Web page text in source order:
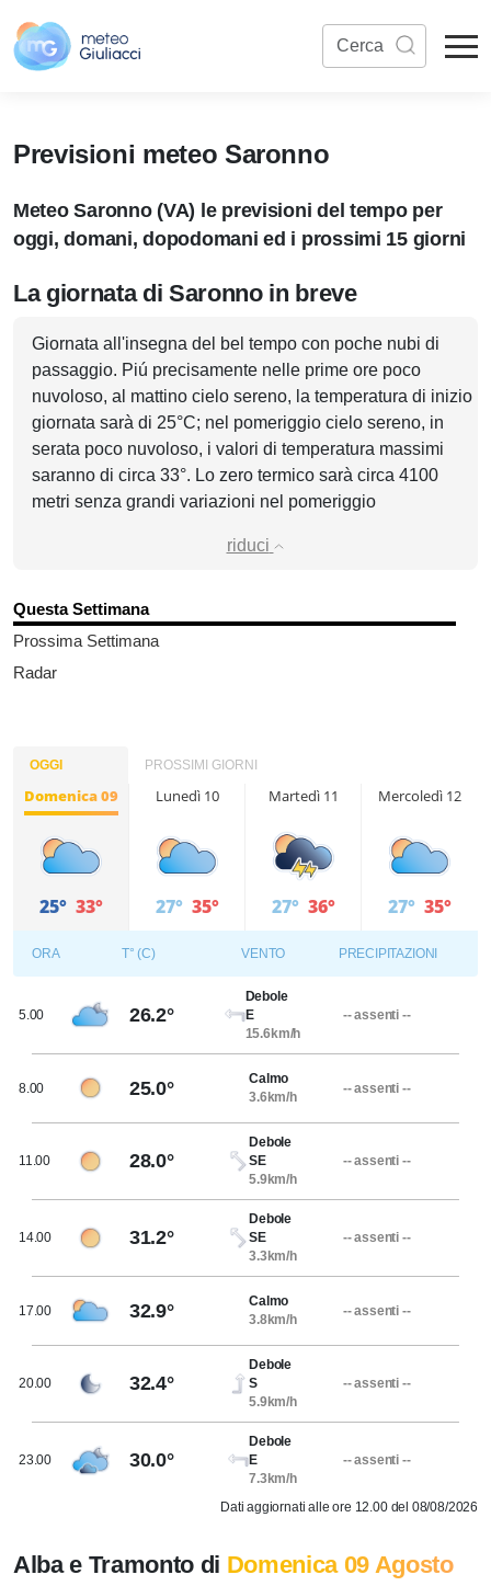
Previsioni meteo Saronno
Meteo Saronno (VA) le previsioni del tempo per
oggi, domani, dopodomani ed i prossimi 15 giorni
La giornata di Saronno in breve
Giornata all'insegna del bel tempo con poche nubi di
passaggio. Piú precisamente nelle prime ore poco
nuvoloso, al mattino cielo sereno, la temperatura di inizio
giornata sarà di 25°C; nel pomeriggio cielo sereno, in
serata poco nuvoloso, i valori di temperatura massimi
saranno di circa 33°. Lo zero termico sarà circa 4100
metri senza grandi variazioni nel pomeriggio
riduci
Questa Settimana
Prossima Settimana
Radar
OGGI PROSSIMI GIORNI
Domenica 09
25° 33°
Lunedì 10
27° 35°
Martedì 11
27° 36°
Mercoledì 12
27° 35°
ORA T° (C) VENTO PRECIPITAZIONI
5.00 26.2°
Debole
E
15.6km/h
-- assenti --
8.00 25.0°
Calmo
3.6km/h
-- assenti --
11.00 28.0°
Debole
SE
5.9km/h
-- assenti --
14.00 31.2°
Debole
SE
3.3km/h
-- assenti --
17.00 32.9°
Calmo
3.8km/h
-- assenti --
20.00 32.4°
Debole
S
5.9km/h
-- assenti --
23.00 30.0°
Debole
E
7.3km/h
-- assenti --
Dati aggiornati alle ore 12.00 del 08/08/2026
Alba e Tramonto di Domenica 09 Agosto